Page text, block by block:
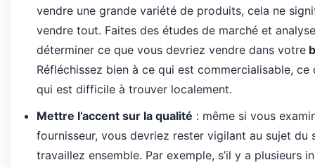
vendre une grande variété de produits, cela ne
vendre tout. Faites des études de marché et
déterminer ce que vous devriez vendre dans votre
Réfléchissez bien à ce qui est commercialisable,
qui est difficile à trouver localement.
Mettre l’accent sur la qualité : même si vous
fournisseur,vous devriez rester vigilant au sujet du
travaillez ensemble. Par exemple, s’il y a plusieurs